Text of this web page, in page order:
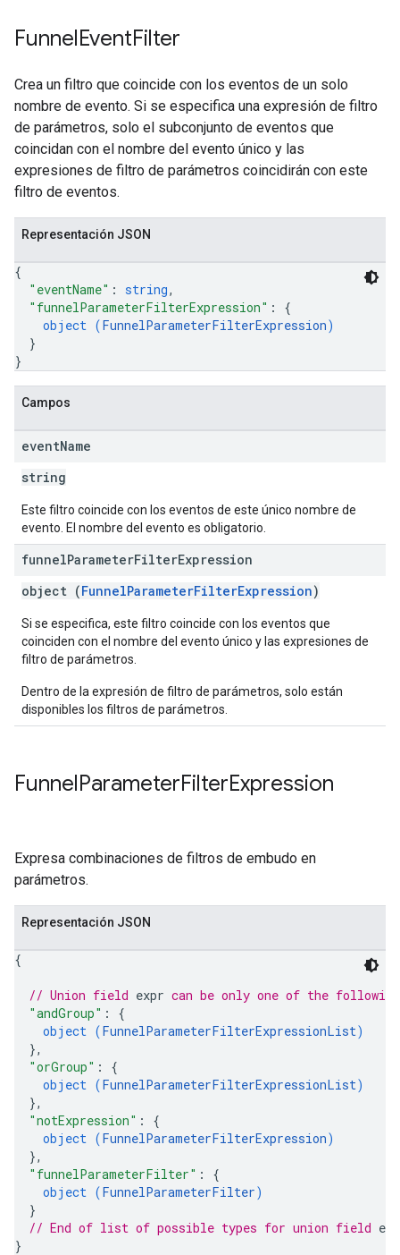
FunnelEventFilter
Crea un filtro que coincide con los eventos de un solo
nombre de evento. Si se especifica una expresión de filtro
de parámetros, solo el subconjunto de eventos que
coincidan con el nombre del evento único y las
expresiones de filtro de parámetros coincidirán con este
filtro de eventos.
Representación JSON
{
"eventName" : string,
"funnelParameterFilterExpression" : {
object (FunnelParameterFilterExpression)
}
}
Campos
eventName
string
Este filtro coincide con los eventos de este único nombre de
evento. El nombre del evento es obligatorio.
funnelParameterFilterExpression
object (FunnelParameterFilterExpression)
Si se especifica, este filtro coincide con los eventos que
coinciden con el nombre del evento único y las expresiones de
filtro de parámetros.
Dentro de la expresión de filtro de parámetros, solo están
disponibles los filtros de parámetros.
FunnelParameterFilterExpression
Expresa combinaciones de filtros de embudo en
parámetros.
Representación JSON
{
// Union field expr can be only one of the
"andGroup" : {
object (FunnelParameterFilterExpressionList)
},
"orGroup" : {
object (FunnelParameterFilterExpressionList)
},
"notExpression" : {
object (FunnelParameterFilterExpression)
},
"funnelParameterFilter" : {
object (FunnelParameterFilter)
}
// End of list of possible types for union field
}